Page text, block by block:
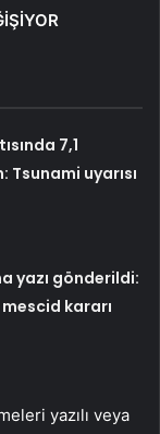
7,1
uyarısı
yazı gönderildi:
kararı
yazılı veya